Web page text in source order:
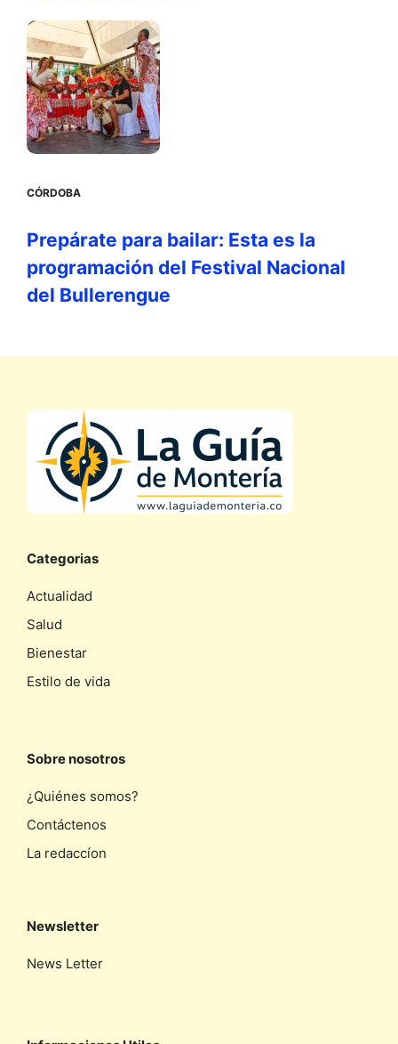
CÓRDOBA
Prepárate para bailar: Esta es la
programación del Festival Nacional
del Bullerengue
Categorias
Actualidad
Salud
Bienestar
Estilo de vida
Sobre nosotros
¿Quiénes somos?
Contáctenos
La redaccíon
Newsletter
News Letter